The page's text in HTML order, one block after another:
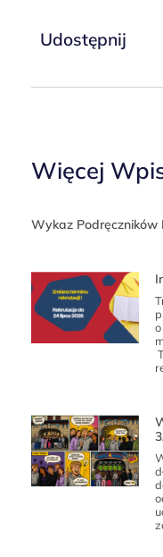
Udostępnij
Więcej
Wykaz Podręczników